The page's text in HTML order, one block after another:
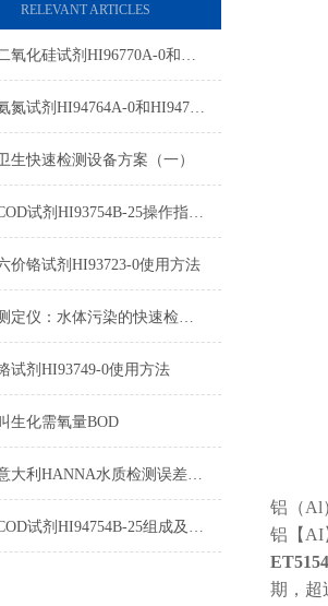
RELEVANT ARTICLES
哈钠二氧化硅试剂HI96770A-0和HI96770B-0使用方法
哈钠氨氮试剂HI94764A-0和HI94764-0测量原理
生快速检测设备方案（一）
哈纳COD试剂HI93754B-25操作指南及测量标准
价铬试剂HI93723-0使用方法
浊度测定仪：水体污染的快速检测仪器
试剂HI93749-0使用方法
生化需氧量BOD
造成意大利HANNA水质检测误差的原因！
哈钠COD试剂HI94754B-25组成及测量范围
铝（Al
铝【AI
期，超